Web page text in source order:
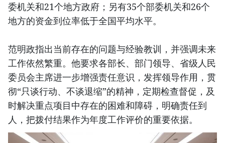
委机关和21个地方政府；另有35个部委机关和26个
地方的资金到位率低于全国平均水平。
范明政指出当前存在的问题与经验教训，并强调未来
工作依然繁重。他要求各部长、部门领导、省级人民
委员会主席进一步增强责任意识，发挥领导作用，贯
彻“只谈行动、不谈退缩”的精神，定期检查督促，及
时解决重点项目中存在的困难和障碍，明确责任到
人，把拨付结果作为年度工作评价的重要依据。